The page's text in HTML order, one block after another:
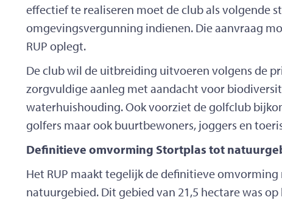
effectief te realiseren moet de club als volgende
omgevingsvergunning indienen. Die aanvraag
RUP oplegt.
De club wil de uitbreiding uitvoeren volgens de
zorgvuldige aanleg met aandacht voor
waterhuishouding. Ook voorziet de golfclub
golfers maar ook buurtbewoners, joggers en
Definitieve omvorming Stortplas tot
Het RUP maakt tegelijk de definitieve
natuurgebied. Dit gebied van 21,5 hectare was